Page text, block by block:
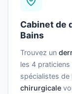
Cabinet de
Bains
Trouvez un
les 4 praticiens
spécialistes de
chirurgicale